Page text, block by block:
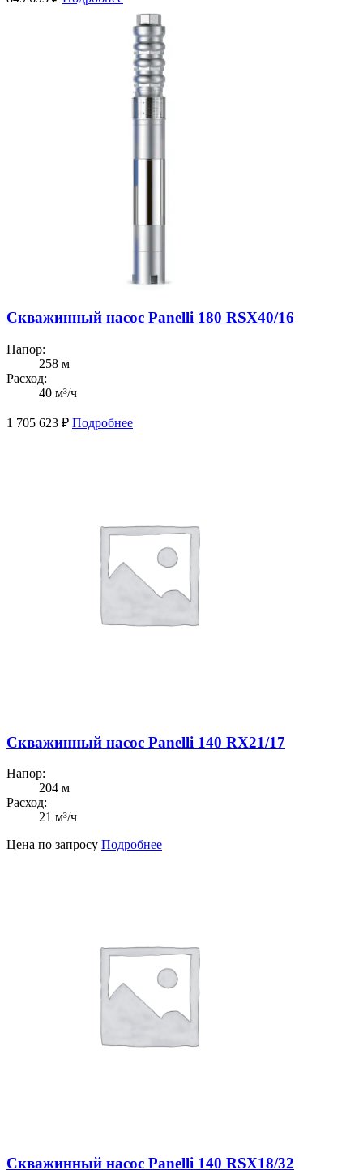
Скважинный насос Panelli 180 RSX40/16
Напор:
258 м
Расход:
40 м³/ч
1 705 623 ₽ Подробнее
Скважинный насос Panelli 140 RX21/17
Напор:
204 м
Расход:
21 м³/ч
Цена по запросу Подробнее
Скважинный насос Panelli 140 RSX18/32